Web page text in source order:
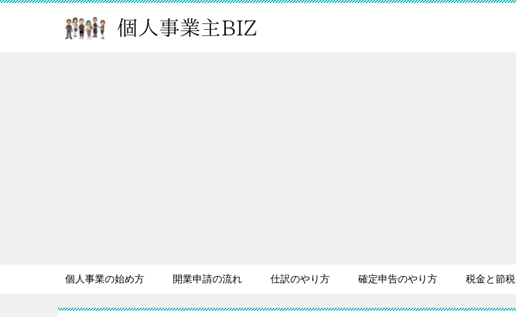
個人事業の始め方 開業申請の流れ 仕訳のやり方 確定申告のやり方 税金と節税